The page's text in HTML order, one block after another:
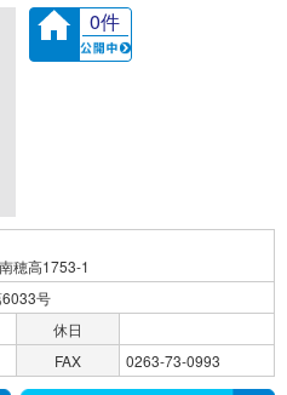
0件
穂高1753-1
号
休日
FAX 0263-73-0993